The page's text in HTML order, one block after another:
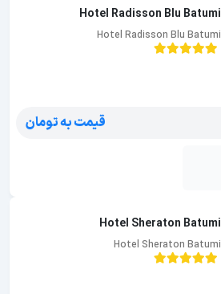
Hotel Radisson Blu Batumi
Hotel Radisson Blu Batumi
قیمت به تومان
Hotel Sheraton Batumi
Hotel Sheraton Batumi